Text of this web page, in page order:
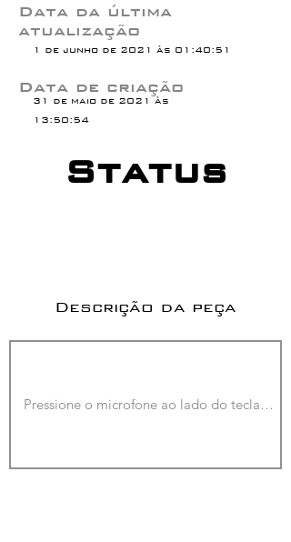
Data da última
atualização
1 de junho de 2021 às 01:40:51
31 de maio de 2021 às
13:50:54
Data de criação
Status
Descrição da peça